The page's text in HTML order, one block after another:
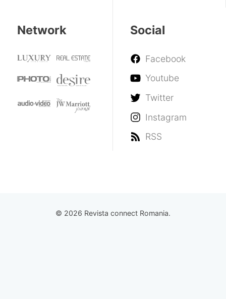
Network Social
Facebook
Youtube
Twitter
Instagram
RSS
© 2026 Revista connect Romania.